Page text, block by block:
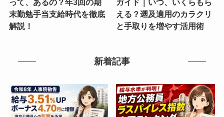
って、あるの？年3回の期
末勤勉手当支給時代を徹底
解説！
ガイド｜いつ、いくらもら
える？遡及適用のカラクリ
と手取りを増やす活用術
新着記事